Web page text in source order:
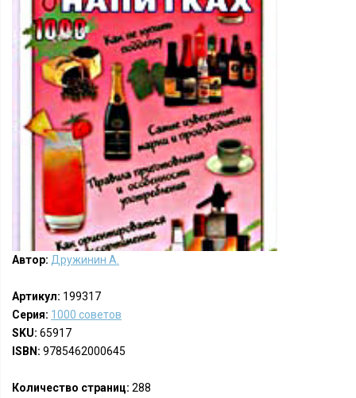
Автор: Дружинин А.
Артикул: 199317
Серия: 1000 советов
SKU: 65917
ISBN: 9785462000645
Количество страниц: 288